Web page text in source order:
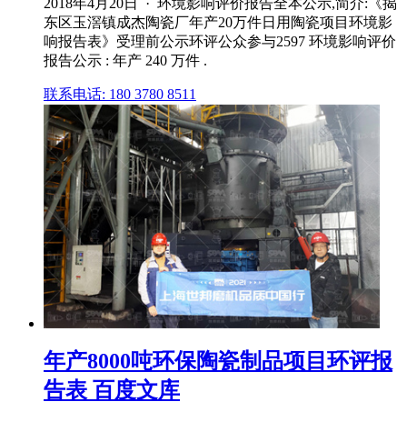
东区玉滘镇成杰陶瓷厂年产20万件日用陶瓷项目环境影
响报告表》受理前公示环评公众参与2597 环境影响评价
报告公示 : 年产 240 万件 .
联系电话: 180 3780 8511
年产8000吨环保陶瓷制品项目环评报
告表 百度文库